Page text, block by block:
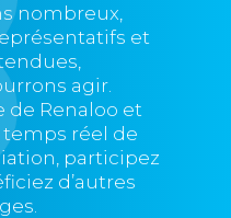
nombreux,
et
agir.
de Renaloo et
réel de
participez
d’autres